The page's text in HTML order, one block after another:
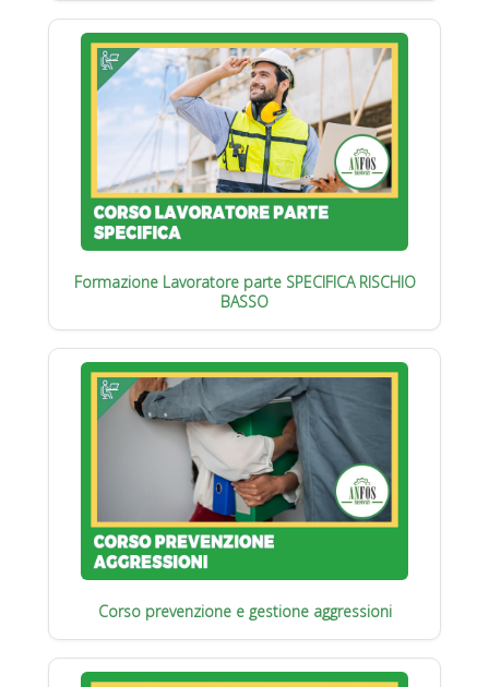
Formazione Lavoratore parte SPECIFICA RISCHIO
BASSO
Corso prevenzione e gestione aggressioni